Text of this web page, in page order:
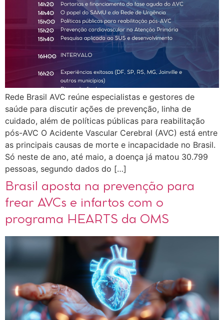
Rede Brasil AVC reúne especialistas e gestores de
saúde para discutir ações de prevenção, linha de
cuidado, além de políticas públicas para reabilitação
pós-AVC O Acidente Vascular Cerebral (AVC) está entre
as principais causas de morte e incapacidade no Brasil.
Só neste de ano, até maio, a doença já matou 30.799
pessoas, segundo dados do […]
Brasil aposta na prevenção para
frear AVCs e infartos com o
programa HEARTS da OMS